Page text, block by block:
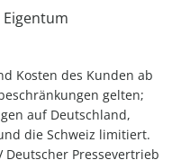
Kosten des Kunden ab
gelten;
auf Deutschland,
die Schweiz limitiert.
Deutscher Pressevertrieb